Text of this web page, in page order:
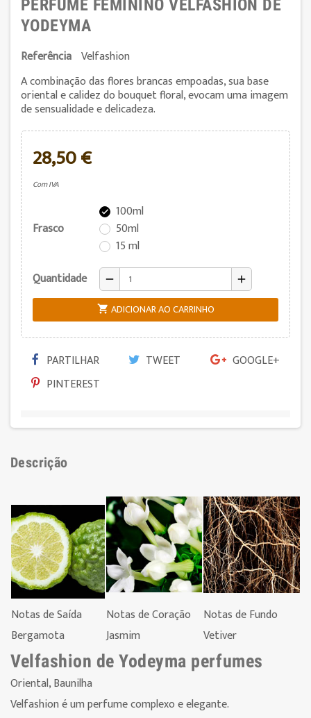
PERFUME FEMININO VELFASHION DE
YODEYMA
Referência Velfashion
A combinação das flores brancas empoadas, sua base
oriental e calidez do bouquet floral, evocam uma imagem
de sensualidade e delicadeza.
28,50 €
Com IVA
Frasco

100ml
50ml
15 ml
Quantidade
remove add
 ADICIONAR AO CARRINHO
PARTILHAR TWEET
GOOGLE+
PINTEREST
Descrição
Notas de Saída
Bergamota
Notas de Coração
Jasmim
Notas de Fundo
Vetiver
Velfashion de Yodeyma perfumes
Oriental, Baunilha
Velfashion é um perfume complexo e elegante.